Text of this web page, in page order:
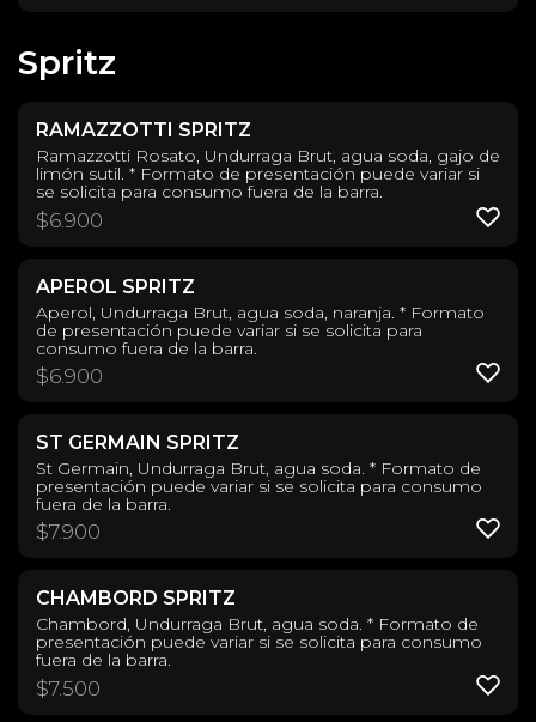
Spritz
RAMAZZOTTI SPRITZ
Ramazzotti Rosato, Undurraga Brut, agua soda, gajo de
limón sutil. * Formato de presentación puede variar si
se solicita para consumo fuera de la barra.
$6.900
APEROL SPRITZ
Aperol, Undurraga Brut, agua soda, naranja. * Formato
de presentación puede variar si se solicita para
consumo fuera de la barra.
$6.900
ST GERMAIN SPRITZ
St Germain, Undurraga Brut, agua soda. * Formato de
presentación puede variar si se solicita para consumo
fuera de la barra.
$7.900
CHAMBORD SPRITZ
Chambord, Undurraga Brut, agua soda. * Formato de
presentación puede variar si se solicita para consumo
fuera de la barra.
$7.500